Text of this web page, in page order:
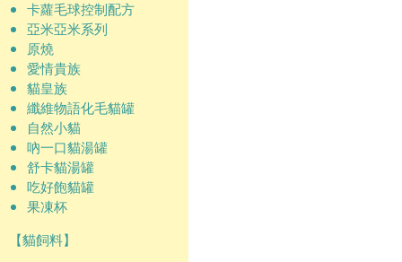
卡蘿毛球控制配方
亞米亞米系列
原燒
愛情貴族
貓皇族
纖維物語化毛貓罐
自然小貓
吶一口貓湯罐
舒卡貓湯罐
吃好飽貓罐
果凍杯
【貓飼料】